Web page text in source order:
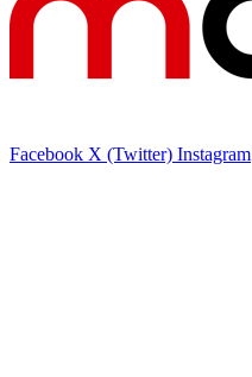
Facebook X (Twitter) Instagram